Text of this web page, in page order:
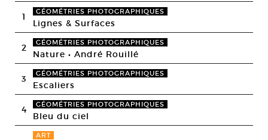
1 GÉOMÉTRIES PHOTOGRAPHIQUES
Lignes & Surfaces
2 GÉOMÉTRIES PHOTOGRAPHIQUES
Nature • André Rouillé
3 GÉOMÉTRIES PHOTOGRAPHIQUES
Escaliers
4 GÉOMÉTRIES PHOTOGRAPHIQUES
Bleu du ciel
ART